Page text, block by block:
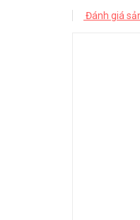
Đánh giá